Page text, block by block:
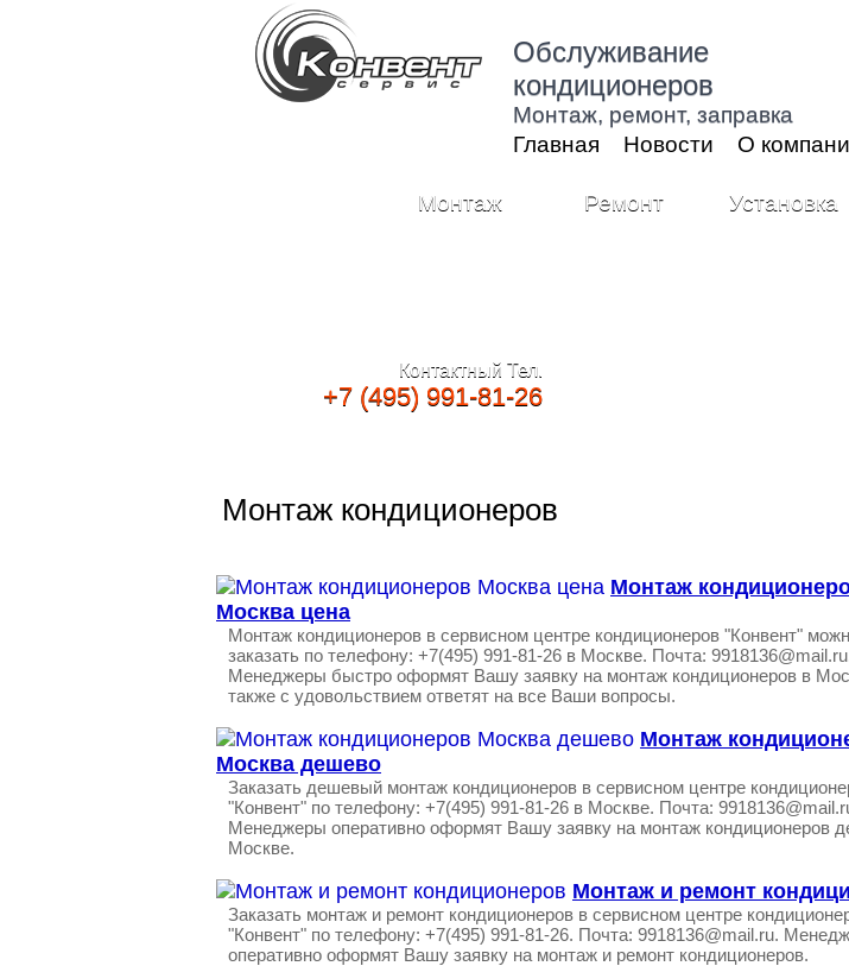
Обслуживание
кондиционеров
Монтаж, ремонт, заправка
Главная
Новости О
Монтаж Ремонт Установка
Контактный Тел.
+7 (495) 991-81-26
Монтаж кондиционеров
Монтаж
Москва цена
Монтаж кондиционеров в сервисном центре кондиционеров "Конвент"
заказать по телефону: +7(495) 991-81-26 в Москве. Почта:
Менеджеры быстро оформят Вашу заявку на монтаж кондиционеров в
также с удовольствием ответят на все Ваши вопросы.
Монтаж
Москва дешево
Заказать дешевый монтаж кондиционеров в сервисном центре
"Конвент" по телефону: +7(495) 991-81-26 в Москве. Почта:
Менеджеры оперативно оформят Вашу заявку на монтаж кондиционеров
Москве.
Монтаж и ремонт
Заказать монтаж и ремонт кондиционеров в сервисном центре
"Конвент" по телефону: +7(495) 991-81-26. Почта: 9918136@mail.ru.
оперативно оформят Вашу заявку на монтаж и ремонт кондиционеров.